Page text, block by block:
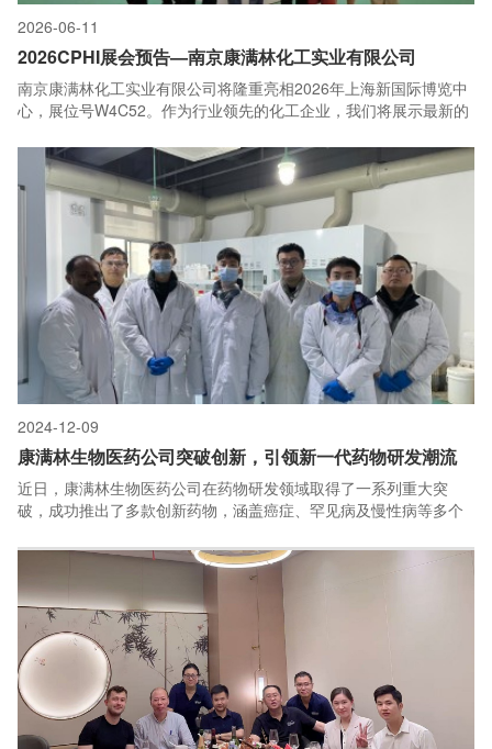
2026-06-11
2026CPHI展会预告—南京康满林化工实业有限公司
南京康满林化工实业有限公司将隆重亮相2026年上海新国际博览中
心，展位号W4C52。作为行业领先的化工企业，我们将展示最新的
展会期间，我们的专业团队将为您详细介绍产品优势，并分享行业
前沿动态。诚邀各界合作伙伴莅临展位，共话发展，共创未来！
2024-12-09
康满林生物医药公司突破创新，引领新一代药物研发潮流
近日，康满林生物医药公司在药物研发领域取得了一系列重大突
破，成功推出了多款创新药物，涵盖癌症、罕见病及慢性病等多个
位，更为全球患者带来了全新的治疗选择和希望。